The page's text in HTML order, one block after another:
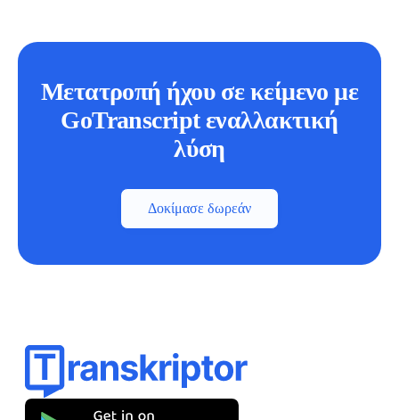
Μετατροπή ήχου σε κείμενο με
GoTranscript εναλλακτική
λύση
Δοκίμασε δωρεάν